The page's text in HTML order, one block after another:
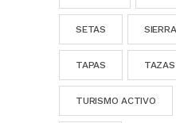
SETAS
TAPAS TAZAS
TURISMO ACTIVO